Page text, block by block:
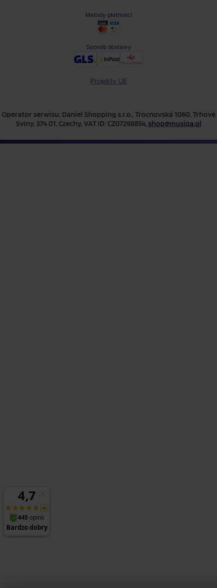
Metody płatności
Sposób dostawy
Projekty UE
Operator serwisu: Daniel Shopping s.r.o., Trocnovská 1060, Trhové
Sviny, 374 01, Czechy, VAT ID: CZ07298854, shop@musiqa.pl